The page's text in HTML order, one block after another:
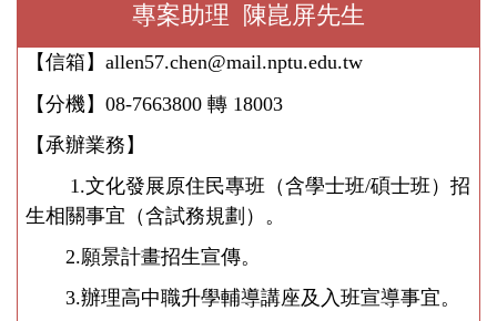
專案助理 陳崑屏先生
【信箱】allen57.chen@mail.nptu.edu.tw
【分機】08-7663800 轉 18003
【承辦業務】
1.文化發展原住民專班（含學士班/碩士班）招
生相關事宜（含試務規劃）。
2.願景計畫招生宣傳。
3.辦理高中職升學輔導講座及入班宣導事宜。